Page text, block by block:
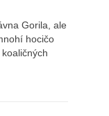
Gorila, ale
hocičo